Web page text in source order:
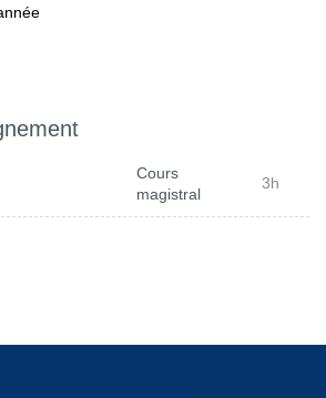
Cours
magistral
3h